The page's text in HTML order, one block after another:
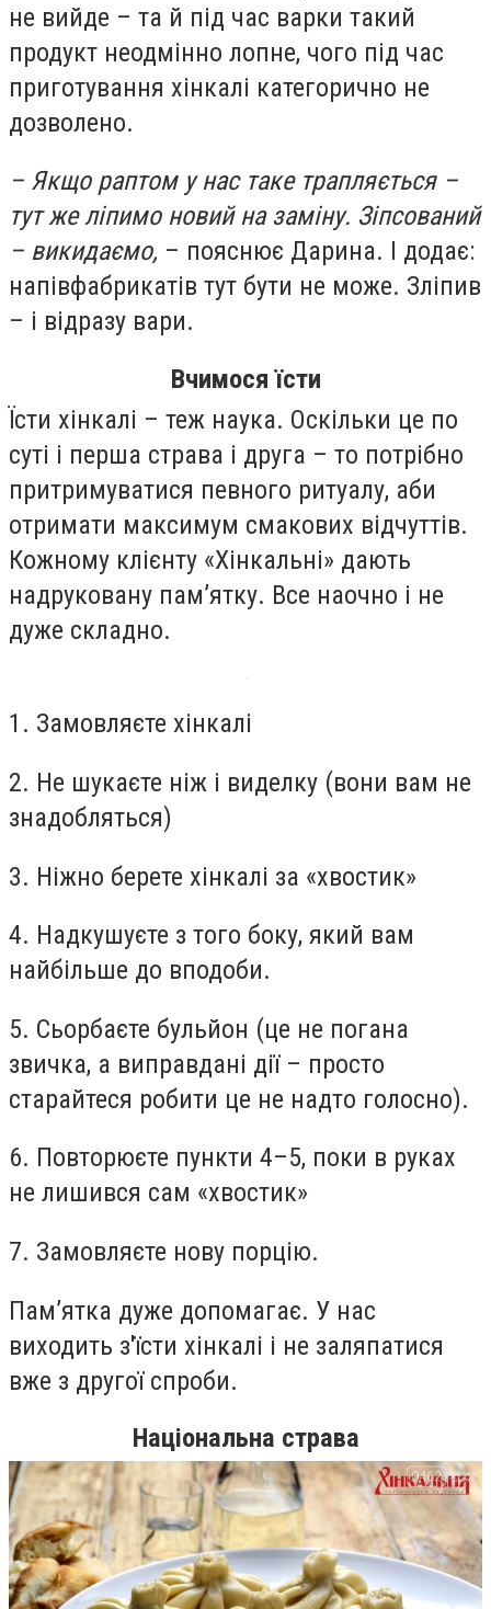
не вийде – та й під час варки такий
продукт неодмінно лопне, чого під час
приготування хінкалі категорично не
дозволено.
– Якщо раптом у нас таке трапляється –
тут же ліпимо новий на заміну. Зіпсований
– викидаємо, – пояснює Дарина. І додає:
напівфабрикатів тут бути не може. Зліпив
– і відразу вари.
Вчимося їсти
Їсти хінкалі – теж наука. Оскільки це по
суті і перша страва і друга – то потрібно
притримуватися певного ритуалу, аби
отримати максимум смакових відчуттів.
Кожному клієнту «Хінкальні» дають
надруковану пам’ятку. Все наочно і не
дуже складно.
1. Замовляєте хінкалі
2. Не шукаєте ніж і виделку (вони вам не
знадобляться)
3. Ніжно берете хінкалі за «хвостик»
4. Надкушуєте з того боку, який вам
найбільше до вподоби.
5. Сьорбаєте бульйон (це не погана
звичка, а виправдані дії – просто
старайтеся робити це не надто голосно).
6. Повторюєте пункти 4–5, поки в руках
не лишився сам «хвостик»
7. Замовляєте нову порцію.
Пам’ятка дуже допомагає. У нас
виходить з'їсти хінкалі і не заляпатися
вже з другої спроби.
Національна страва